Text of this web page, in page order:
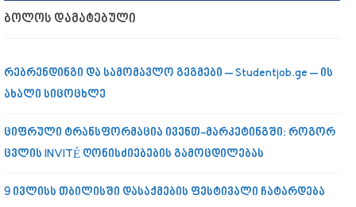
ᲑᲝᲚᲝᲡ ᲓᲐᲛᲐᲢᲔᲑᲣᲚᲘ
რებრენდინგი და სამომავლო გეგმები – Studentjob.ge – ის
ახალი სიცოცხლე
ციფრული ტრანსფორმაცია ივენთ-მარკეტინგში: როგორ
ცვლის INVITÉ ღონისძიებების გამოცდილებას
9 ივლისს თბილისში დასაქმების ფესტივალი ჩატარდება